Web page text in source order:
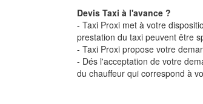
Devis Taxi à l'avance ?
- Taxi Proxi met à votre
prestation du taxi peuvent être
- Taxi Proxi propose votre
- Dés l'acceptation de votre
du chauffeur qui correspond à